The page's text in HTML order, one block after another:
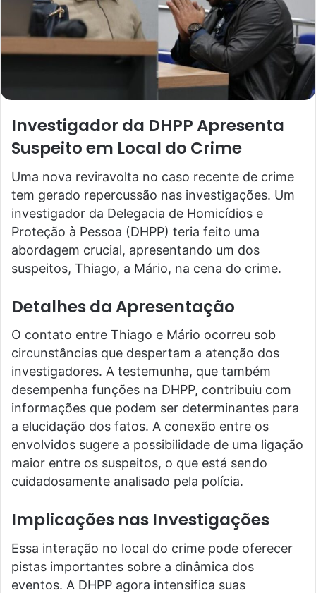
Investigador da DHPP Apresenta
Suspeito em Local do Crime
Uma nova reviravolta no caso recente de crime
tem gerado repercussão nas investigações. Um
investigador da Delegacia de Homicídios e
Proteção à Pessoa (DHPP) teria feito uma
abordagem crucial, apresentando um dos
suspeitos, Thiago, a Mário, na cena do crime.
Detalhes da Apresentação
O contato entre Thiago e Mário ocorreu sob
circunstâncias que despertam a atenção dos
investigadores. A testemunha, que também
desempenha funções na DHPP, contribuiu com
informações que podem ser determinantes para
a elucidação dos fatos. A conexão entre os
envolvidos sugere a possibilidade de uma ligação
maior entre os suspeitos, o que está sendo
cuidadosamente analisado pela polícia.
Implicações nas Investigações
Essa interação no local do crime pode oferecer
pistas importantes sobre a dinâmica dos
eventos. A DHPP agora intensifica suas